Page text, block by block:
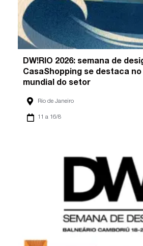
DW!RIO 2026: semana de
CasaShopping se destaca
mundial do setor
Rio de Janeiro
11 a 16/8